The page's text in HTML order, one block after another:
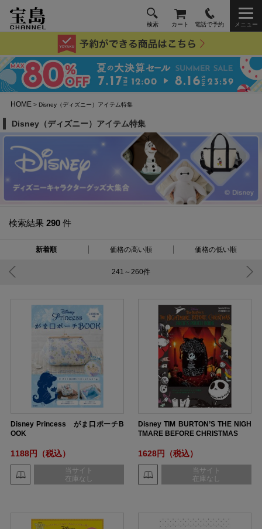
検索 カート 電話で予約 メニュー
HOME > Disney（ディズニー）アイテム特集
Disney（ディズニー）アイテム特集
検索結果 290 件
新着順 価格の高い順 価格の低い順
241～260件
Disney Princess がま口ポーチB
OOK
1188円（税込）
当サイト
在庫なし
Disney TIM BURTON’S THE NIGH
TMARE BEFORE CHRISTMAS
1628円（税込）
当サイト
在庫なし